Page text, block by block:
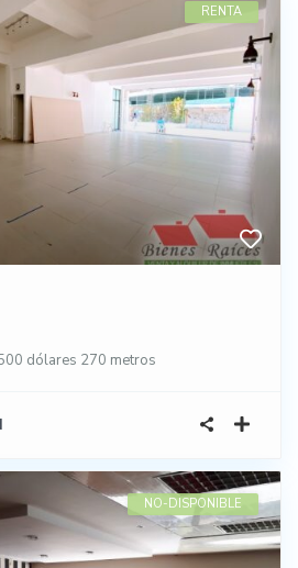
RENTA
dólares 270 metros
NO-DISPONIBLE